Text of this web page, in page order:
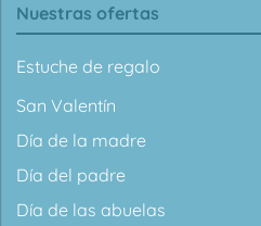
Nuestras ofertas
Estuche de regalo
San Valentín
Día de la madre
Día del padre
Día de las abuelas